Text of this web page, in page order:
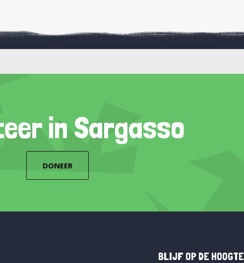
in Sargasso
DONEER
BLIJF OP DE HOOGTE